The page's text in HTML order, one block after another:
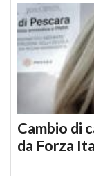
Cambio di
da Forza